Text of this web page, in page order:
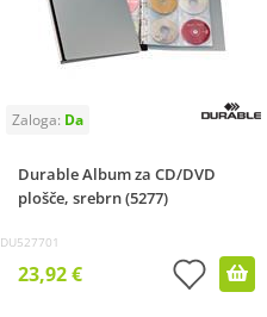
Durable Album za CD/DVD
plošče, srebrn (5277)
DU527701
23,92 €